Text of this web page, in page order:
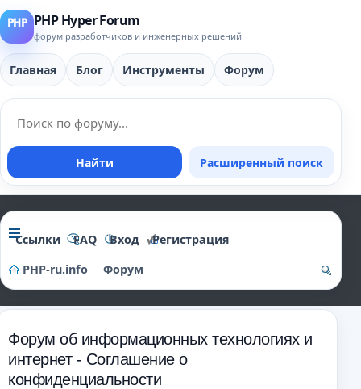
PHP Hyper Forum
форум разработчиков и инженерных решений
Главная Блог Инструменты Форум
Найти Расширенный поиск
Ссылки FAQ Вход
Регистрация
PHP-ru.info
Форум
Форум об информационных технологиях и
интернет - Соглашение о
конфиденциальности